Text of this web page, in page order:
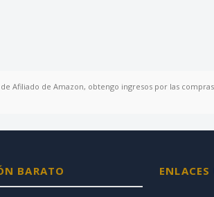
de Afiliado de Amazon, obtengo ingresos por las
BARATO